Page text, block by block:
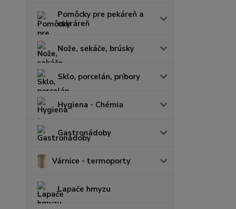
Pomôcky pre pekáreň a
cukráreň
Nože, sekáče, brúsky
Sklo, porcelán, príbory
Hygiena - Chémia
Gastronádoby
Várnice - termoporty
Lapače hmyzu